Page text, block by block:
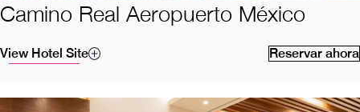
Camino Real Aeropuerto México
Reservar ahora
View Hotel Site